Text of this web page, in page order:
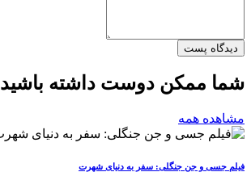
دیدگاه پست
شما ممکن دوست داشته باشید
مشاهده همه
فیلم جسی و جن جنگلی: سفر به دنیای شهرت